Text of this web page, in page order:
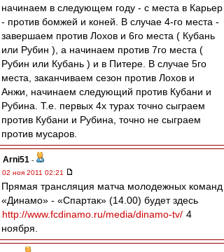
начинаем в следующем году - с места в Карьер
- против бомжей и коней. В случае 4-го места -
завершаем против Лохов и 6го места ( Кубань
или Рубин ), а начинаем против 7го места (
Рубин или Кубань ) и в Питере. В случае 5го
места, заканчиваем сезон против Лохов и
Анжи, начинаем следующий против Кубани и
Рубина. Т.е. первых 4х турах точно сыграем
против Кубани и Рубина, точно не сыграем
против мусаров.
Arni51 -
02 ноя 2011 02:21
Прямая трансляция матча молодежных команд
«Динамо» - «Спартак» (14.00) будет здесь
http://www.fcdinamo.ru/media/dinamo-tv/ 4
ноября.